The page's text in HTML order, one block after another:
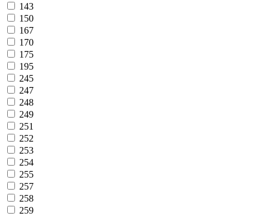
143
150
167
170
175
195
245
247
248
249
251
252
253
254
255
257
258
259